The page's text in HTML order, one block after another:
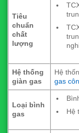
Tiêu
chuẩn
chất
lượng
Hệ thống
giàn gas
Hệ
gas
Loại bình
gas
Hệ